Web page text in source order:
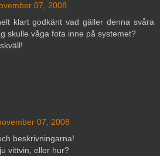
07, 2008
klart godkänt vad gäller denna svåra
skulle våga fota inne på systemet?
07, 2008
beskrivningarna!
vittvin, eller hur?